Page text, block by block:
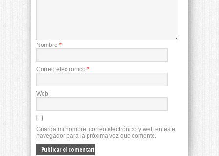
Nombre *
Correo electrónico *
Web
Guarda mi nombre, correo electrónico y web en este
navegador para la próxima vez que comente.